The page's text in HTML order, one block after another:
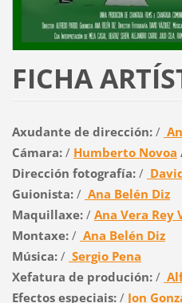
FICHA
Axudante de dirección: /
Cámara: / Humberto Novoa
Dirección fotografía: /
Guionista: / Ana Belén Diz
Maquillaxe: / Ana Vera Rey
Montaxe: / Ana Belén Diz
Música: / Sergio Pena
Xefatura de produción: /
Efectos especiais: / Jon